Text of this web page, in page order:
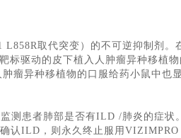
取代突变）的不可逆抑制剂。
标驱动的皮下植入人肿瘤异种移植物
瘤异种移植物的口服给药小鼠中也
测患者肺部是否有ILD /肺炎的症状
认ILD，则永久终止服用VIZIMPRO